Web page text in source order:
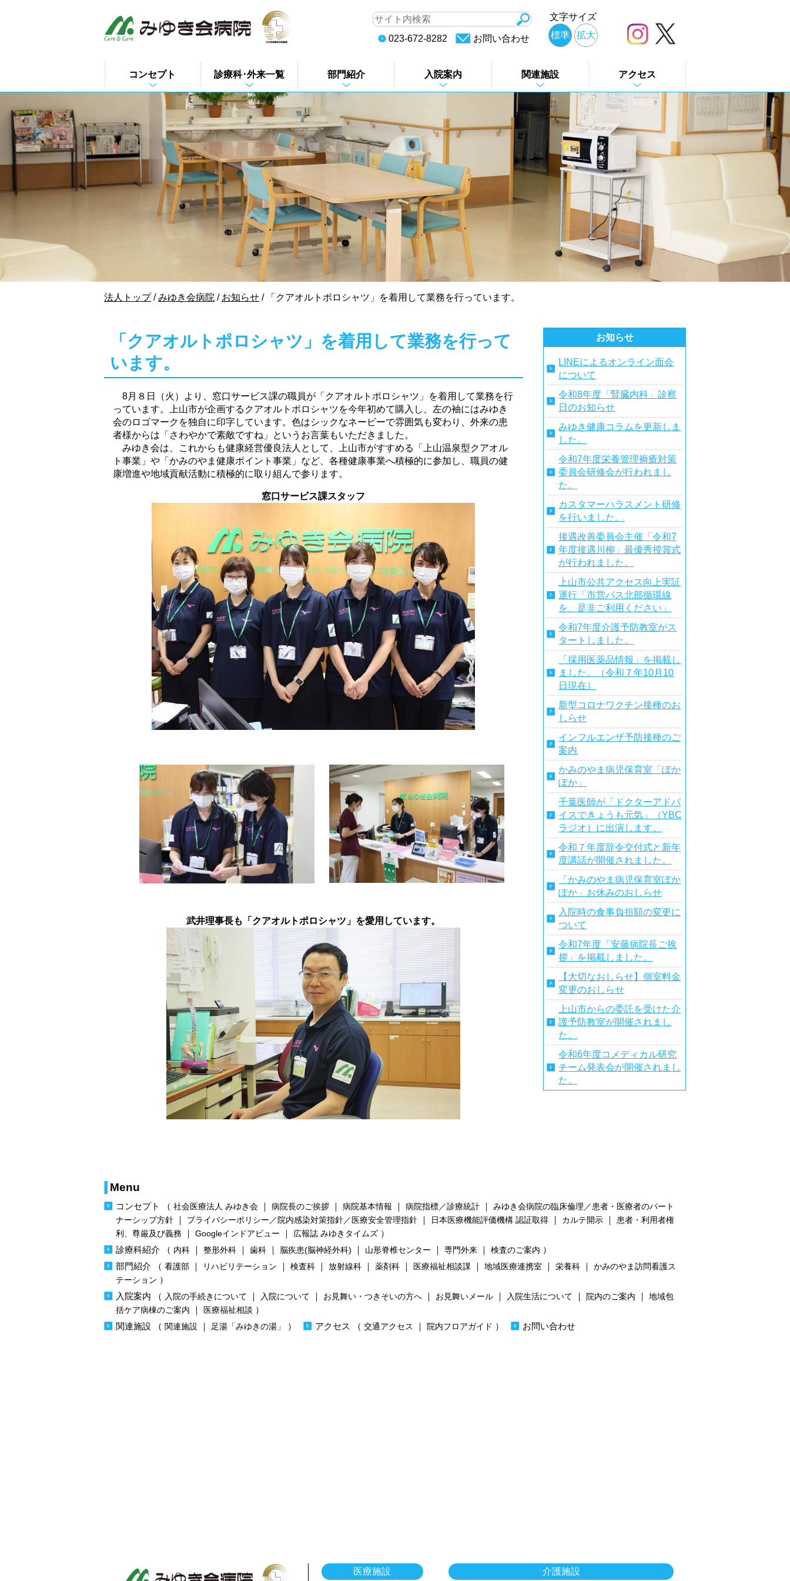
023-672-8282 お問い合わせ
文字サイズ
標準
拡大
コンセプト 診療科･外来一覧 部門紹介 入院案内 関連施設 アクセス
現
法人トップ/みゆき会病院 / お知らせ / 「クアオルトポロシャツ」を着用して業務を行っています。
「クアオルトポロシャツ」を着用して業務を行って
います。
8月８日（火）より、窓口サービス課の職員が「クアオルトポロシャツ」を着用して業務を行
っています。上山市が企画するクアオルトポロシャツを今年初めて購入し、左の袖にはみゆき
会のロゴマークを独自に印字しています。色はシックなネービーで雰囲気も変わり、外来の患
者様からは「さわやかで素敵ですね」というお言葉もいただきました。
みゆき会は、これからも健康経営優良法人として、上山市がすすめる「上山温泉型クアオル
ト事業」や「かみのやま健康ポイント事業」など、各種健康事業へ積極的に参加し、職員の健
康増進や地域貢献活動に積極的に取り組んで参ります。
窓口サービス課スタッフ
武井理事長も「クアオルトポロシャツ」を愛用しています。
お知らせ
LINEによるオンライン面会
について
令和8年度「腎臓内科」診察
日のお知らせ
みゆき健康コラムを更新しま
した。
令和7年度栄養管理褥瘡対策
委員会研修会が行われまし
た。
カスタマーハラスメント研修
を行いました。
接遇改善委員会主催「令和7
年度接遇川柳」最優秀授賞式
が行われました。
上山市公共アクセス向上実証
運行「市営バス北部循環線
を、是非ご利用ください」
令和7年度介護予防教室がス
タートしました。
「採用医薬品情報」を掲載し
ました。（令和７年10月10
日現在）
新型コロナワクチン接種のお
しらせ
インフルエンザ予防接種のご
案内
かみのやま病児保育室「ぽか
ぽか」
千葉医師が「ドクターアドバ
イスできょうも元気」（YBC
ラジオ）に出演します。
令和７年度辞令交付式と新年
度講話が開催されました。
「かみのやま病児保育室ぽか
ぽか」お休みのおしらせ
入院時の食事負担額の変更に
ついて
令和7年度「安藤病院長ご挨
拶」を掲載しました。
【大切なおしらせ】個室料金
変更のおしらせ
上山市からの委託を受けた介
護予防教室が開催されまし
た。
令和6年度コメディカル研究
チーム発表会が開催されまし
た。
Menu
コンセプト （ 社会医療法人 みゆき会 ｜ 病院長のご挨拶 ｜ 病院基本情報 ｜ 病院指標／診療統計 ｜ みゆき会病院の臨床倫理／患者・医療者のパート
ナーシップ方針 ｜ プライバシーポリシー／院内感染対策指針／医療安全管理指針 ｜ 日本医療機能評価機構 認証取得 ｜ カルテ開示 ｜ 患者・利用者権
利、尊厳及び義務
｜ Googleインドアビュー ｜ 広報誌 みゆきタイムズ ）
診療科紹介 （ 内科 ｜ 整形外科 ｜ 歯科 ｜ 脳疾患(脳神経外科) ｜ 山形脊椎センター ｜ 専門外来 ｜ 検査のご案内 ）
部門紹介 （ 看護部 ｜ リハビリテーション ｜ 検査科 ｜ 放射線科 ｜ 薬剤科 ｜ 医療福祉相談課 ｜ 地域医療連携室 ｜ 栄養科 ｜ かみのやま訪問看護ス
テーション ）
入院案内 （ 入院の手続きについて ｜ 入院について ｜ お見舞い・つきそいの方へ ｜ お見舞いメール ｜ 入院生活について ｜ 院内のご案内 ｜ 地域包
括ケア病棟のご案内
｜ 医療福祉相談 ）
関連施設 （ 関連施設 ｜ 足湯「みゆきの湯」 ） アクセス （ 交通アクセス ｜ 院内フロアガイド ） お問い合わせ
医療施設 介護施設